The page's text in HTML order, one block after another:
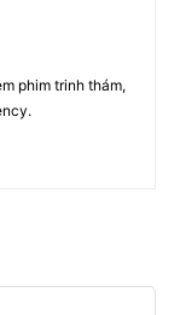
phim trinh thám,